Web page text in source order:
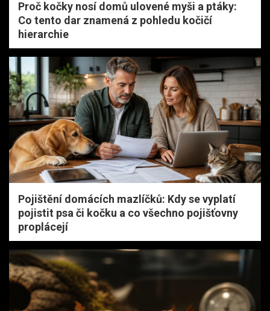
Proč kočky nosí domů ulovené myši a ptáky:
Co tento dar znamená z pohledu kočičí
hierarchie
Pojištění domácích mazlíčků: Kdy se vyplatí
pojistit psa či kočku a co všechno pojišťovny
proplácejí